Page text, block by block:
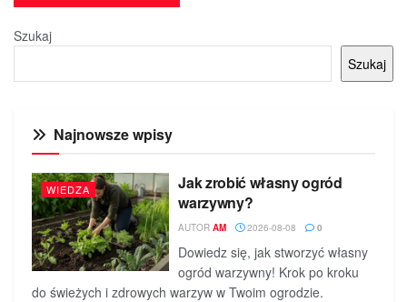
Szukaj
Szukaj
Najnowsze wpisy
WIEDZA
Jak zrobić własny ogród
warzywny?
AUTOR AM 2026-08-08 0
Dowiedz się, jak stworzyć własny
ogród warzywny! Krok po kroku
do świeżych i zdrowych warzyw w Twoim ogrodzie.